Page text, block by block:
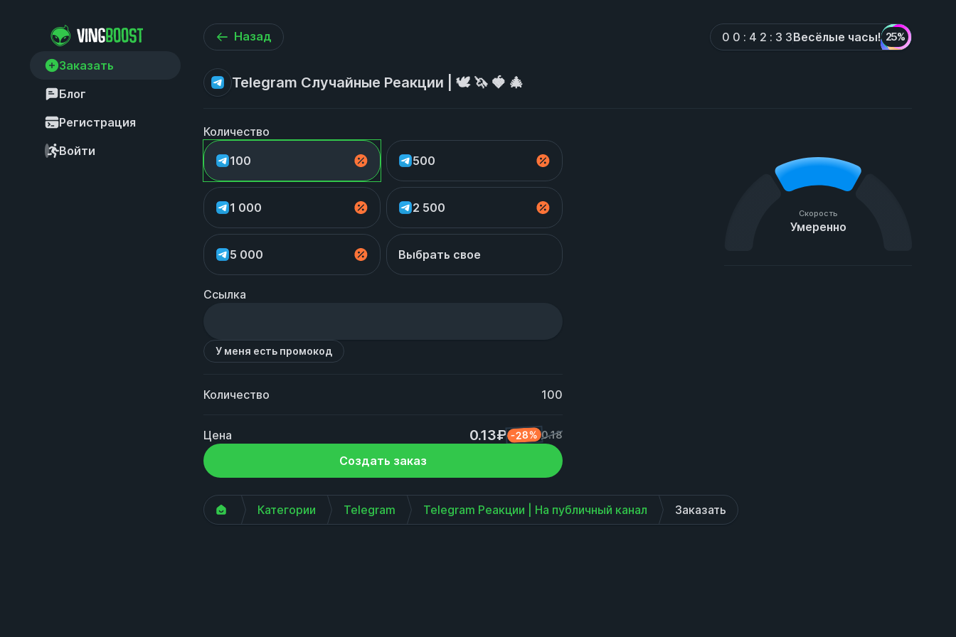
Заказать
Блог
Регистрация
Войти
Назад 0 0 : 4 2 : 3 3Весёлые часы! 25%
Telegram Случайные Реакции | 🕊 🦄 🍓 🎄
Количество
100 500
1 000 2 500
5 000 Выбрать свое
Ссылка
У меня есть промокод
Количество 100
Цена 0.13₽ -28% 0.18
Создать заказ
Скорость
Умеренно
Категории Telegram Telegram Реакции | На публичный канал Заказать